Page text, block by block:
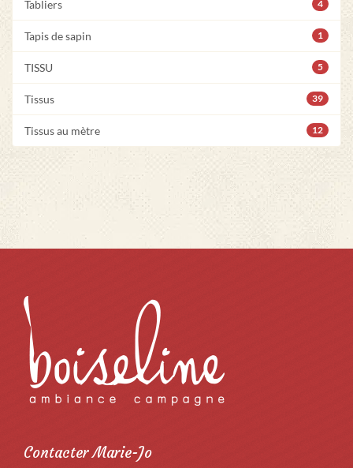
Tabliers 4
Tapis de sapin 1
TISSU 5
Tissus 39
Tissus au mètre 12
Contacter Marie-Jo